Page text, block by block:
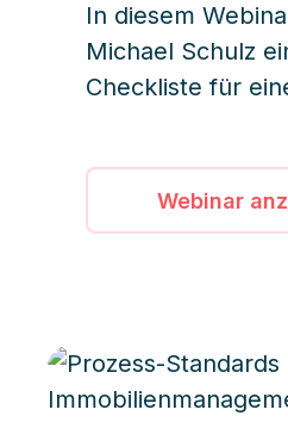
In diesem
Michael Schulz
Checkliste für
Webinar